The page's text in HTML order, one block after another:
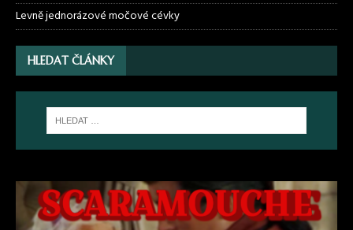
Levně jednorázové močové cévky
HLEDAT ČLÁNKY